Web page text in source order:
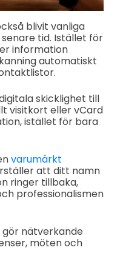
blivit vanliga
tid. Istället för
information
automatiskt
skicklighet till
visitkort eller vCard
istället för bara
varumärkt
att ditt namn
ringer tillbaka,
professionalismen
nätverkande
möten och